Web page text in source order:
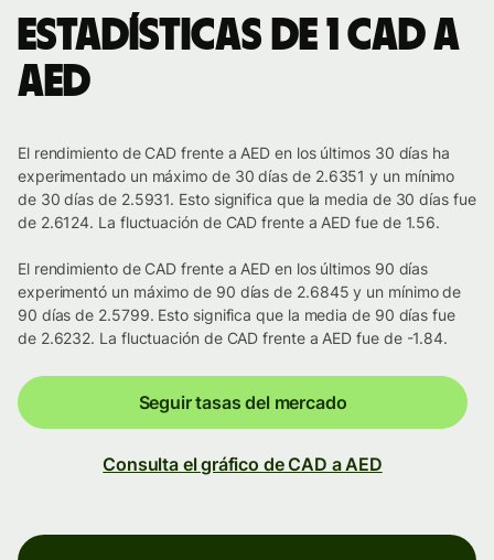
Estadísticas de 1 CAD a
AED
El rendimiento de CAD frente a AED en los últimos 30 días ha
experimentado un máximo de 30 días de 2.6351 y un mínimo
de 30 días de 2.5931. Esto significa que la media de 30 días fue
de 2.6124. La fluctuación de CAD frente a AED fue de 1.56.
El rendimiento de CAD frente a AED en los últimos 90 días
experimentó un máximo de 90 días de 2.6845 y un mínimo de
90 días de 2.5799. Esto significa que la media de 90 días fue
de 2.6232. La fluctuación de CAD frente a AED fue de -1.84.
Seguir tasas del mercado
Consulta el gráfico de CAD a AED